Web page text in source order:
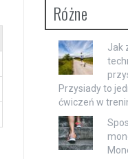
Różne
Jak
Przysiady to
ćwiczeń w